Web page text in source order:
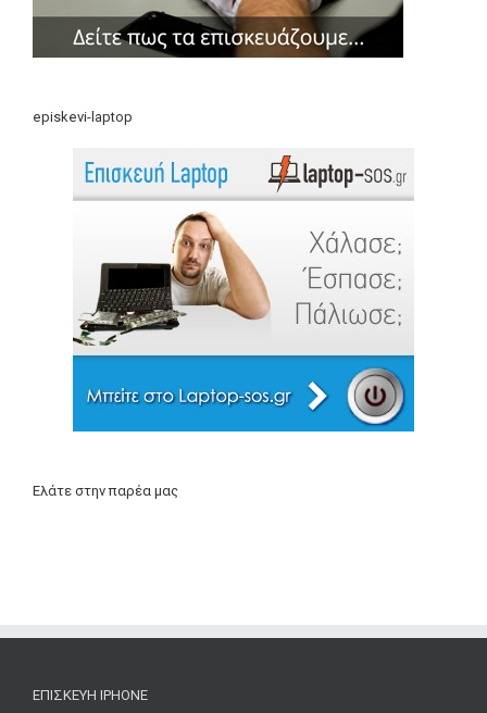
episkevi-laptop
Ελάτε στην παρέα μας
ΕΠΙΣΚΕΥΉ IPHONE